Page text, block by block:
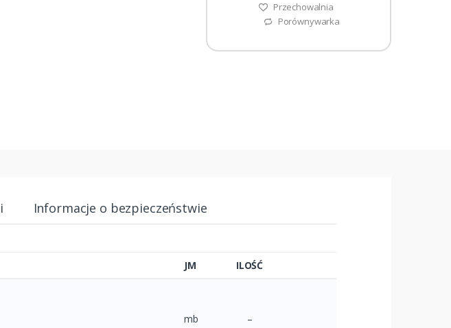
Przechowalnia
Porównywarka
Informacje o bezpieczeństwie
JM ILOŚĆ
mb –